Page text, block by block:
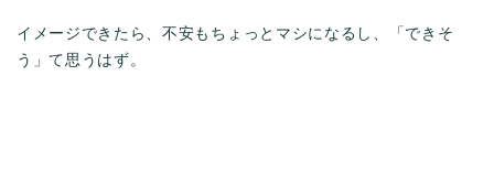
イメージできたら、不安もちょっとマシになるし、「できそ
う」て思うはず。